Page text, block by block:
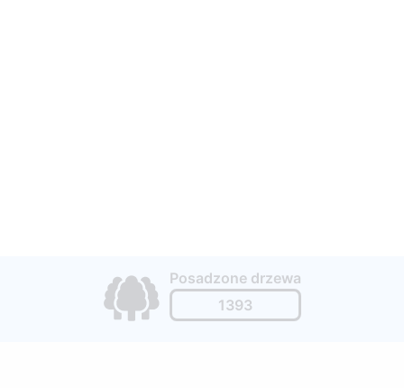
Posadzone drzewa
1393